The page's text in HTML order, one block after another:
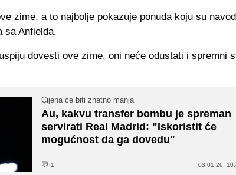
zime, a to najbolje pokazuje ponuda koju su
sa Anfielda.
dovesti ove zime, oni neće odustati i spremni
Cijena će biti znatno manja
Au, kakvu transfer bombu je spreman
servirati Real Madrid: "Iskoristit će
mogućnost da ga dovedu"
1 03.01.26.